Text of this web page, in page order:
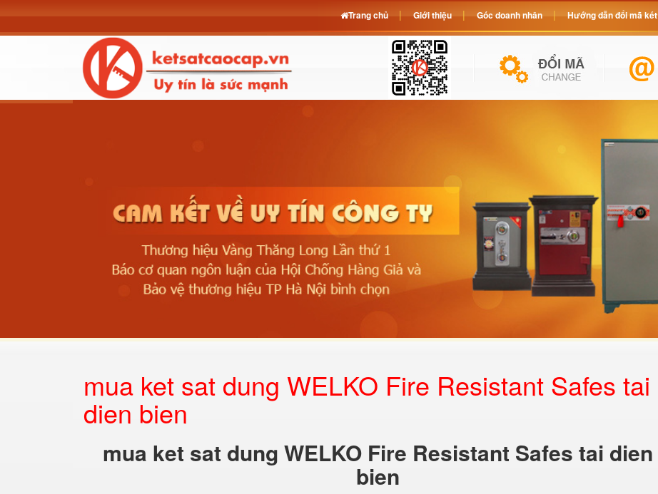
mua ket sat dung WELKO Fire Resistant Safes tai
dien bien
mua ket sat dung WELKO Fire Resistant Safes tai dien
bien
Trang chủ Giới thiệu Góc doanh nhân Hướng dẫn đổi mã két